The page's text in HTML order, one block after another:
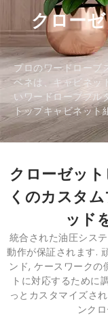
クロー
プロのワードローブ
ベネは、キャビネッ
いワードローブプル
トップキャビネット
クローゼッ
くのカスタ
ッド
統合された油圧シス
動作が保証されます.
ンド, ケースワークの
トに対応するために
っとカスタマイズさ
ンク